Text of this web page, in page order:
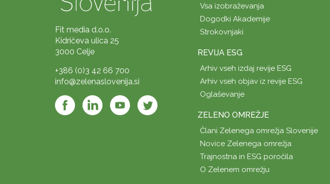
Fit media d.o.o.
Kidričeva ulica 25
3000 Celje
+386 (0)3 42 66 700
info@zelenaslovenija.si
Vsa izobraževanja
Dogodki Akademije
Strokovnjaki
REVIJA ESG
Arhiv vseh izdaj revije ESG
Arhiv vseh objav iz revije ESG
Oglaševanje
ZELENO OMREŽJE
Člani Zelenega omrežja Slovenije
Novice Zelenega omrežja
Trajnostna in ESG poročila
O Zelenem omrežju